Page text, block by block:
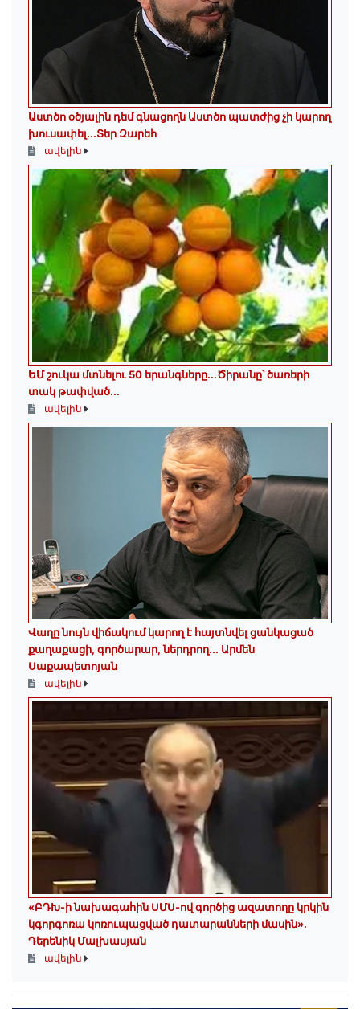
Աստծո օծյալին դեմ գնացողն Աստծո պատժից չի կարող
խուսափել․․․Տեր Զարեհ
ավելին
ԵՄ շուկա մտնելու 50 երանգները․․․Ծիրանը՝ ծառերի
տակ թափված․․․
ավելին
Վաղը նույն վիճակում կարող է հայտնվել ցանկացած
քաղաքացի, գործարար, ներդրող.․․ Արմեն
Սաքապետոյան
ավելին
«ԲԴԽ-ի նախագահին ՍՄՍ-ով գործից ազատողը կրկին
կգորգոռա կոռուպացված դատարանների մասին».
Դերենիկ Մալխասյան
ավելին